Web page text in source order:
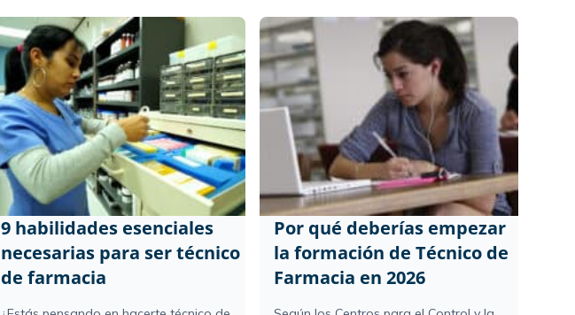
9 habilidades esenciales
necesarias para ser técnico
de farmacia
Por qué deberías empezar
la formación de Técnico de
Farmacia en 2026